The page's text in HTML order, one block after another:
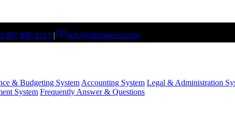
897 880 2313 | info@idmetafora.com
& Budgeting System Accounting System Legal & Administration
System Frequently Answer & Questions